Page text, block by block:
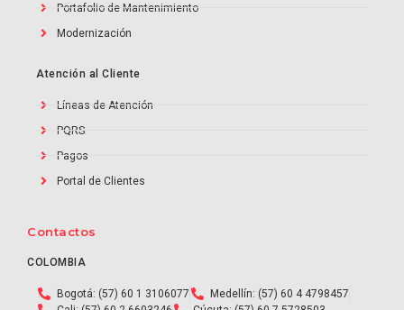
Portafolio de Mantenimiento
Modernización
Atención al Cliente
Líneas de Atención
PQRS
Pagos
Portal de Clientes
Contactos
COLOMBIA
Bogotá: (57) 60 1 3106077
Medellín: (57) 60 4 4798457